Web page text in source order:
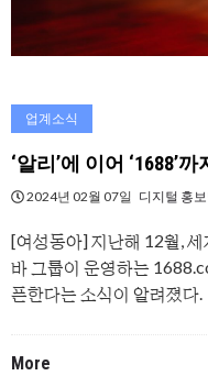
업계소식
‘알리’에 이어 ‘1688’
2024년 02월 07일 디지털 홍
[여성동아] 지난해 12월,
바 그룹이 운영하는
픈한다는 소식이 알려졌다.
More